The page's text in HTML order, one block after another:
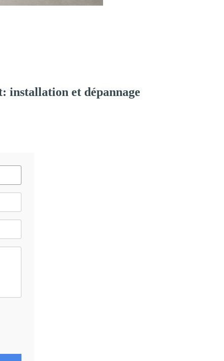
installation et dépannage